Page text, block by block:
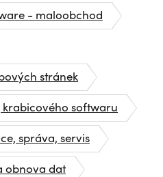
- maloobchod
stránek
krabicového softwaru
správa, servis
obnova dat